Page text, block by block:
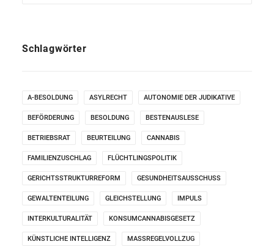
Schlagwörter
A-BESOLDUNG ASYLRECHT AUTONOMIE DER JUDIKATIVE
BEFÖRDERUNG BESOLDUNG BESTENAUSLESE
BETRIEBSRAT BEURTEILUNG CANNABIS
FAMILIENZUSCHLAG FLÜCHTLINGSPOLITIK
GERICHTSSTRUKTURREFORM GESUNDHEITSAUSSCHUSS
GEWALTENTEILUNG GLEICHSTELLUNG IMPULS
INTERKULTURALITÄT KONSUMCANNABISGESETZ
KÜNSTLICHE INTELLIGENZ MASSREGELVOLLZUG